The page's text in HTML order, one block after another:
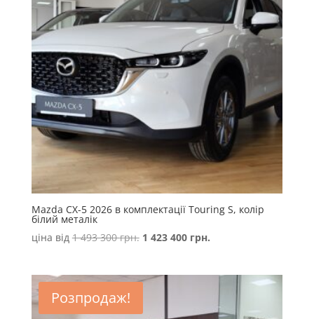
Mazda CX-5 2026 в комплектації Touring S, колір
білий металік
ціна від 1 493 300грн. Оригінальна
493
1 423 400 грн.Поточна
400 грн..
Розпродаж!